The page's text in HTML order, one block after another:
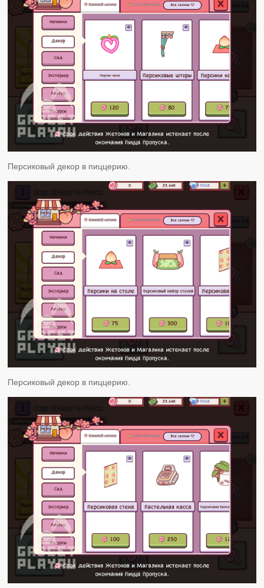
Персиковый декор в пиццерию.
Персиковый декор в пиццерию.